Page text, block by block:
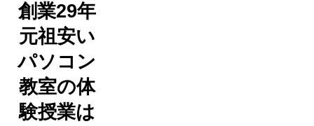
創業29年
元祖安い
パソコン
教室の体
験授業は